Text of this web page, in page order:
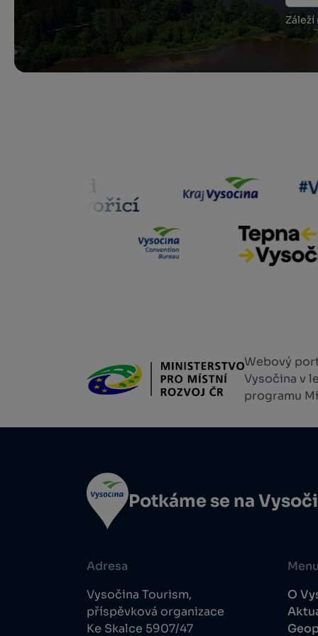
Webový
Vysočina v
programu
Potkáme se na
Adresa
Vysočina Tourism,
příspěvková organizace
Ke Skalce 5907/47
O